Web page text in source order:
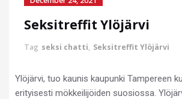
Seksitreffit Ylöjärvi
Tag seksi chatti, Seksitreffit Ylöjärvi
Ylöjärvi, tuo kaunis kaupunki Tampereen
erityisesti mökkeilijöiden suosiossa.